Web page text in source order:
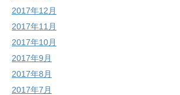
2017年12月
2017年11月
2017年10月
2017年9月
2017年8月
2017年7月